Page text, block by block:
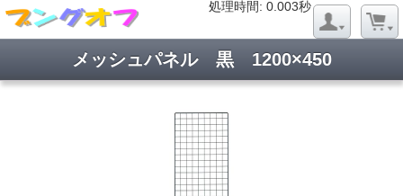
処理時間: 0.003秒
メッシュパネル 黒 1200×450
処理時間: 0.022秒